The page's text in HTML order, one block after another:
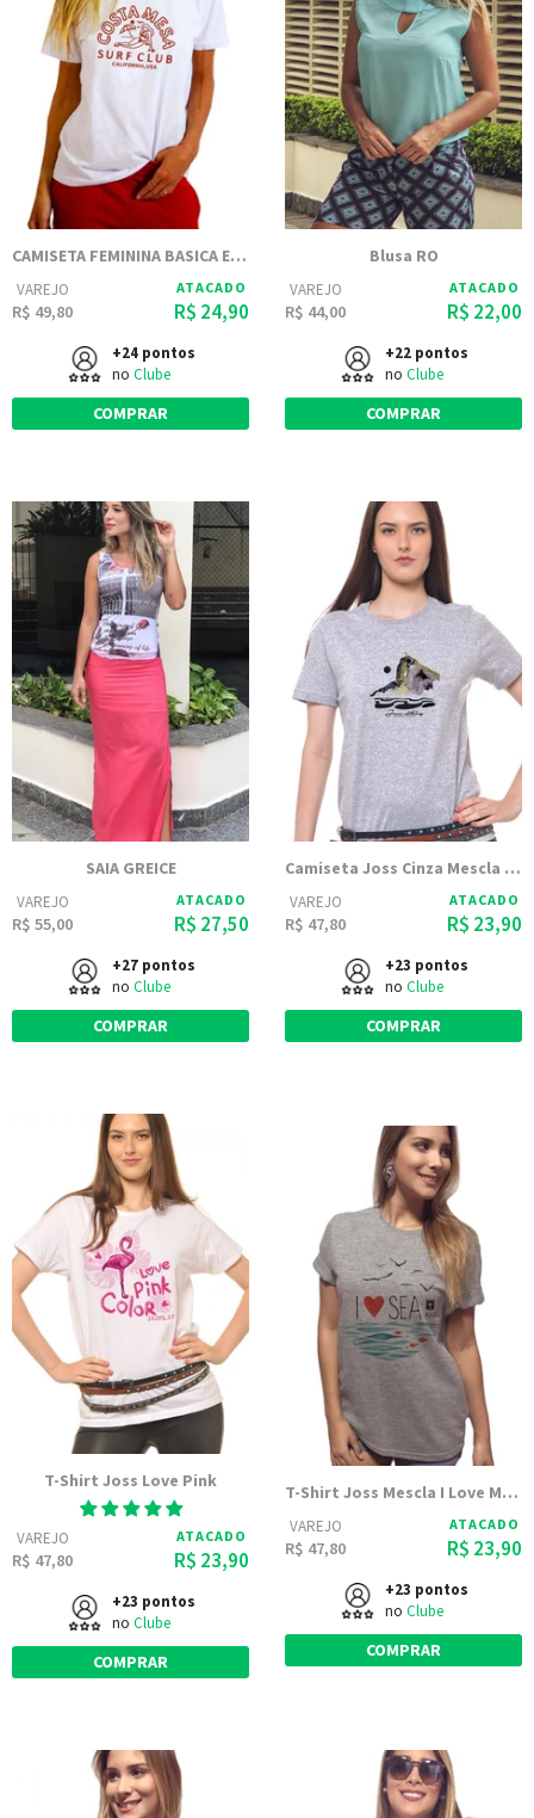
CAMISETA FEMININA BASICA ESTAMPADA JOSS - COSTAMESA
VAREJO
R$ 49,80
ATACADO
R$ 24,90
+24 pontos
no Clube
COMPRAR
Blusa RO
VAREJO
R$ 44,00
ATACADO
R$ 22,00
+22 pontos
no Clube
COMPRAR
SAIA GREICE
VAREJO
R$ 55,00
ATACADO
R$ 27,50
+27 pontos
no Clube
COMPRAR
Camiseta Joss Cinza Mescla Estampada Corcovado
VAREJO
R$ 47,80
ATACADO
R$ 23,90
+23 pontos
no Clube
COMPRAR
T-Shirt Joss Love Pink
VAREJO
R$ 47,80
ATACADO
R$ 23,90
+23 pontos
no Clube
COMPRAR
T-Shirt Joss Mescla I Love My Sea
VAREJO
R$ 47,80
ATACADO
R$ 23,90
+23 pontos
no Clube
COMPRAR